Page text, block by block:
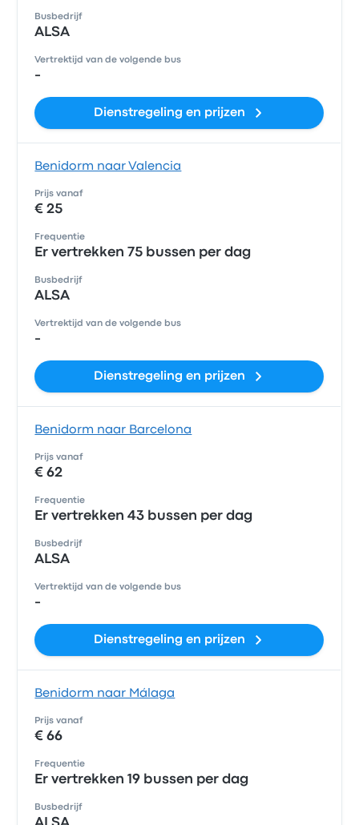
Busbedrijf
ALSA
Vertrektijd van de volgende bus
-
Dienstregeling en prijzen
Benidorm naar Valencia
Prijs vanaf
€ 25
Frequentie
Er vertrekken 75 bussen per dag
Busbedrijf
ALSA
Vertrektijd van de volgende bus
-
Dienstregeling en prijzen
Benidorm naar Barcelona
Prijs vanaf
€ 62
Frequentie
Er vertrekken 43 bussen per dag
Busbedrijf
ALSA
Vertrektijd van de volgende bus
-
Dienstregeling en prijzen
Benidorm naar Málaga
Prijs vanaf
€ 66
Frequentie
Er vertrekken 19 bussen per dag
Busbedrijf